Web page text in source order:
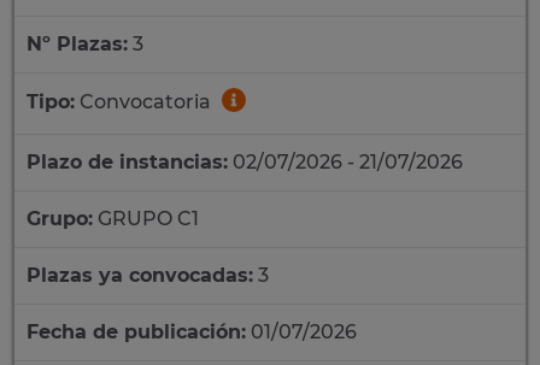
Nº Plazas: 3
Tipo: Convocatoria
Plazo de instancias: 02/07/2026 - 21/07/2026
Grupo: GRUPO C1
Plazas ya convocadas: 3
Fecha de publicación: 01/07/2026